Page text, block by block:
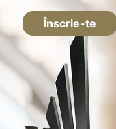
Înscrie-te